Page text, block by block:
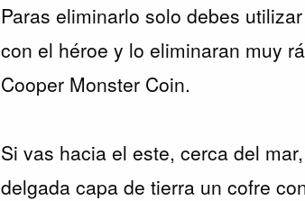
Paras eliminarlo solo debes
con el héroe y lo eliminaran muy
Cooper Monster Coin.
Si vas hacia el este, cerca del
delgada capa de tierra un cofre